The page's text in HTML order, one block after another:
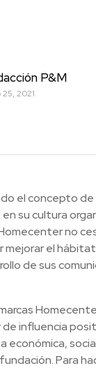
P&M
25, 2021
el concepto
su cultura
no
mejorar el
de sus
influencia
económica,
Para